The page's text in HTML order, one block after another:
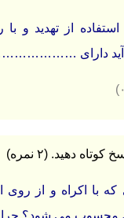
از تهدید و
آید دارای
كه با اكراه و از روی